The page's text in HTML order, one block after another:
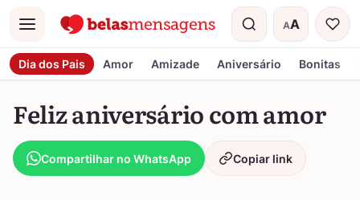
Menu AA
Tamanho do
Dia dos Pais Amor Amizade Aniversário Bonitas
Feliz aniversário com amor
Compartilhar no WhatsApp Copiar link